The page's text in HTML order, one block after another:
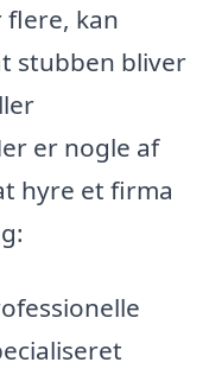
flere, kan
stubben bliver
er nogle af
hyre et firma